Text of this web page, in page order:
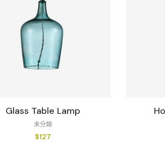
Glass Table Lamp
未分類
$127